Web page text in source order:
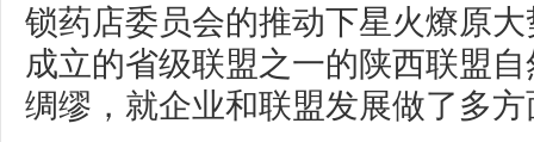
锁药店委员会的推动下星火燎原
成立的省级联盟之一的陕西联盟
绸缪，就企业和联盟发展做了多